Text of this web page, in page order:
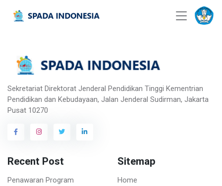
Sekretariat Direktorat Jenderal Pendidikan Tinggi Kementrian
Pendidikan dan Kebudayaan, Jalan Jenderal Sudirman, Jakarta
Pusat 10270
Recent Post
Penawaran Program
Sitemap
Home